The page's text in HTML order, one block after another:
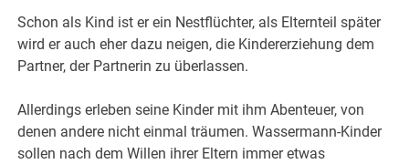
Schon als Kind ist er ein Nestflüchter, als Elternteil später
wird er auch eher dazu neigen, die Kindererziehung dem
Partner, der Partnerin zu überlassen.
Allerdings erleben seine Kinder mit ihm Abenteuer, von
denen andere nicht einmal träumen. Wassermann-Kinder
sollen nach dem Willen ihrer Eltern immer etwas